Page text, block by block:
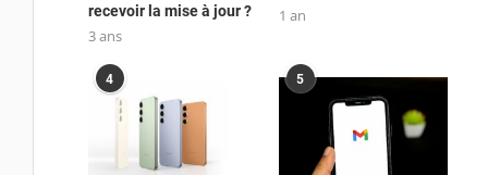
recevoir la mise à jour ?
3 ans
1 an
4 5